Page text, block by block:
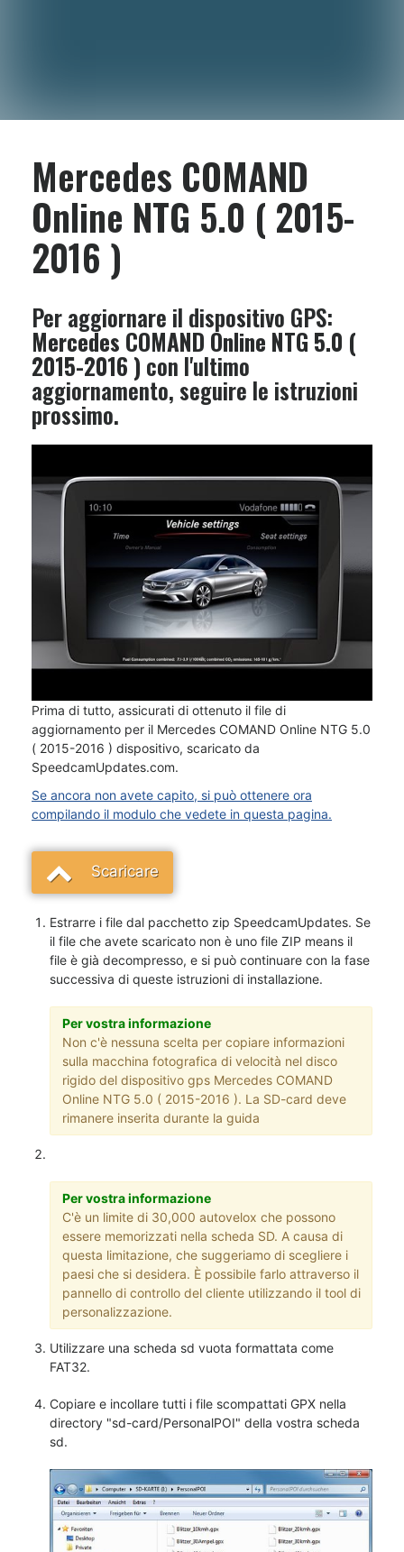
Mercedes COMAND
Online NTG 5.0 ( 2015-
2016 )
Per aggiornare il dispositivo GPS:
Mercedes COMAND Online NTG 5.0 (
2015-2016 ) con l'ultimo
aggiornamento, seguire le istruzioni
prossimo.
Prima di tutto, assicurati di ottenuto il file di
aggiornamento per il Mercedes COMAND Online NTG 5.0
( 2015-2016 ) dispositivo, scaricato da
SpeedcamUpdates.com.
Se ancora non avete capito, si può ottenere ora
compilando il modulo che vedete in questa pagina.
Scaricare
Estrarre i file dal pacchetto zip SpeedcamUpdates. Se
il file che avete scaricato non è uno file ZIP means il
file è già decompresso, e si può continuare con la fase
successiva di queste istruzioni di installazione.
Per vostra informazione
Non c'è nessuna scelta per copiare informazioni
sulla macchina fotografica di velocità nel disco
rigido del dispositivo gps Mercedes COMAND
Online NTG 5.0 ( 2015-2016 ). La SD-card deve
rimanere inserita durante la guida
Per vostra informazione
C'è un limite di 30,000 autovelox che possono
essere memorizzati nella scheda SD. A causa di
questa limitazione, che suggeriamo di scegliere i
paesi che si desidera. È possibile farlo attraverso il
pannello di controllo del cliente utilizzando il tool di
personalizzazione.
Utilizzare una scheda sd vuota formattata come
FAT32.
Copiare e incollare tutti i file scompattati GPX nella
directory "sd-card/PersonalPOI" della vostra scheda
sd.